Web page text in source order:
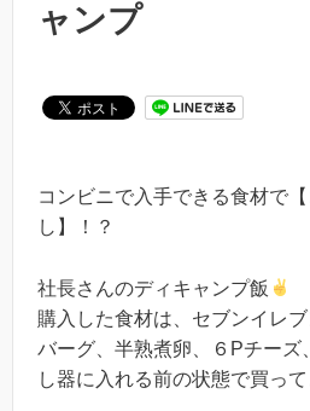
ャンプ
コンビニで入手できる食材で
し】！？
社長さんのディキャンプ飯
購入した食材は、セブンイレ
バーグ、半熟煮卵、６Pチーズ
し器に入れる前の状態で買って